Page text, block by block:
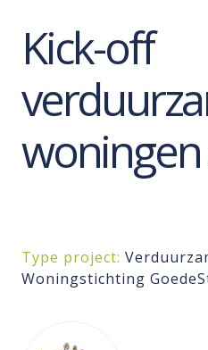
Kick-off
Type project:
Woningstichting